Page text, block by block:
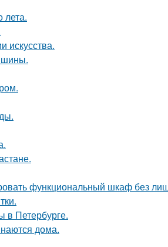
лета.
искусства.
функциональный шкаф без
в Петербурге.
дома.